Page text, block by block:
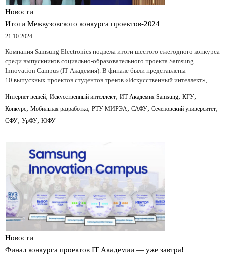
Новости
Итоги Межвузовского конкурса проектов-2024
21.10.2024
Компания Samsung Electronics подвела итоги шестого ежегодного конкурса
среди выпускников социально-образовательного проекта Samsung
Innovation Campus (IT Академия). В финале были представлены
10 выпускных проектов студентов треков «Искусственный интеллект»,…
Интернет вещей, Искусственный интеллект, ИТ Академия Samsung, КГУ,
Конкурс, Мобильная разработка, РТУ МИРЭА, САФУ, Сеченовский университет,
СФУ, УрФУ, ЮФУ
Новости
Финал конкурса проектов IT Академии — уже завтра!